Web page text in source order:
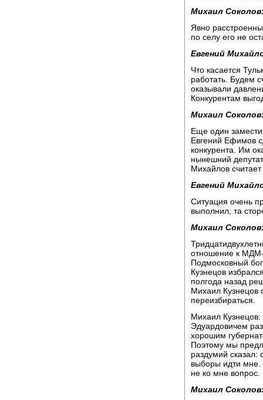
Михаил
Явно
по селу его не
Евгений
Что касается
работать. Будем
оказывали
Конкурентам
Михаил
Еще один
Евгений Ефимов
конкурента. Им
нынешний
Михайлов
Евгений
Ситуация очень
выполнил, та
Михаил
отношение к МДМ-
Подмосковный
Кузнецов
полгода назад
Михаил Кузнецов
переизбираться.
Михаил Кузнецов:
Эдуардовичем
хорошим
Поэтому мы
раздумий сказал:
выборы идти мне.
не ко мне вопрос.
Михаил